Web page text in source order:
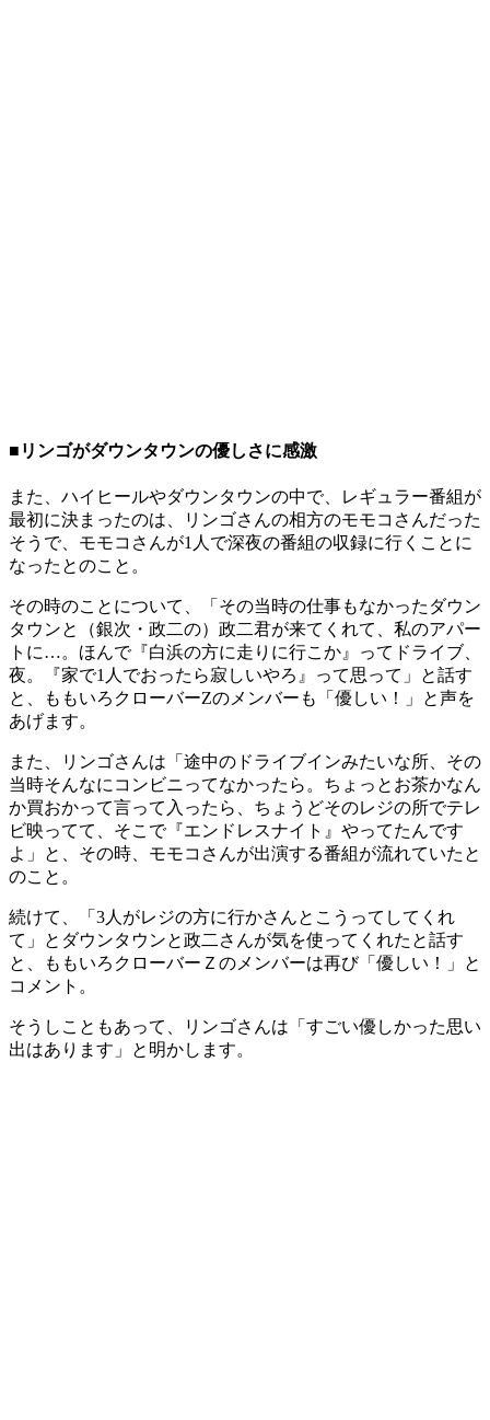
■リンゴがダウンタウンの優しさに感激
また、ハイヒールやダウンタウンの中で、レギュラー番組が
最初に決まったのは、リンゴさんの相方のモモコさんだった
そうで、モモコさんが1人で深夜の番組の収録に行くことに
なったとのこと。
その時のことについて、「その当時の仕事もなかったダウン
タウンと（銀次・政二の）政二君が来てくれて、私のアパー
トに…。ほんで『白浜の方に走りに行こか』ってドライブ、
夜。『家で1人でおったら寂しいやろ』って思って」と話す
と、ももいろクローバーZのメンバーも「優しい！」と声を
あげます。
また、リンゴさんは「途中のドライブインみたいな所、その
当時そんなにコンビニってなかったら。ちょっとお茶かなん
か買おかって言って入ったら、ちょうどそのレジの所でテレ
ビ映ってて、そこで『エンドレスナイト』やってたんです
よ」と、その時、モモコさんが出演する番組が流れていたと
のこと。
続けて、「3人がレジの方に行かさんとこうってしてくれ
て」とダウンタウンと政二さんが気を使ってくれたと話す
と、ももいろクローバーＺのメンバーは再び「優しい！」と
コメント。
そうしこともあって、リンゴさんは「すごい優しかった思い
出はあります」と明かします。